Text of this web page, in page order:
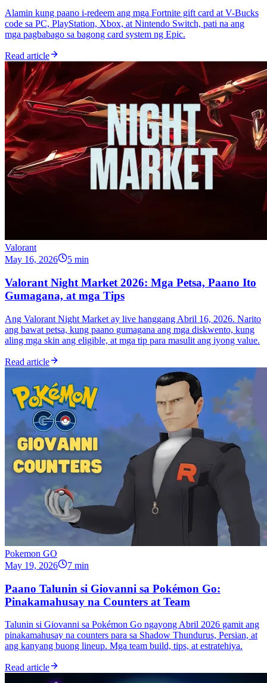
Alamin kung paano i-redeem ang mga Fortnite gift card at V-Bucks
code sa PC, PlayStation, Xbox, at Nintendo Switch, pati na ang
mga pagbabago sa bagong card system ng Epic.
Read article
Valorant
May 16, 2026
5 min
Valorant Night Market 2026: Mga Petsa, Paano Ito
Gumagana, at mga Tips
Ang Valorant Night Market ay live hanggang Abril 16, 2026. Narito
ang bawat petsa, kung paano gumagana ang mga diskwento, kung
aling mga skin ang eligible, at mga tip para masulit ang iyong value.
Read article
Pokemon GO
May 19, 2026
7 min
Paano Talunin si Giovanni sa Pokémon Go:
Pinakamahusay na Counters at Team
Talunin si Giovanni sa Pokémon Go ngayong Abril 2026 gamit ang
pinakamahusay na counters para sa Shadow Thundurus, Persian, at
ang kanyang buong lineup. Mga team build, tips, at estratehiya.
Read article